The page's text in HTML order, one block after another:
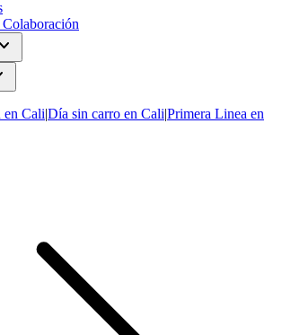
expand_more
en Cali|Día sin carro en Cali|Primera Linea en